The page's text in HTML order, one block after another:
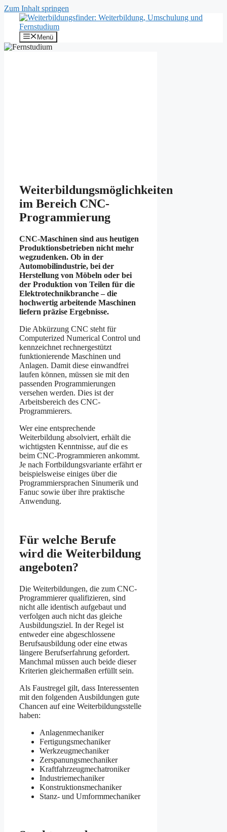
Zum Inhalt springen
Menü
Weiterbildungsmöglichkeiten
im Bereich CNC-
Programmierung
CNC-Maschinen sind aus heutigen
Produktionsbetrieben nicht mehr
wegzudenken. Ob in der
Automobilindustrie, bei der
Herstellung von Möbeln oder bei
der Produktion von Teilen für die
Elektrotechnikbranche – die
hochwertig arbeitende Maschinen
liefern präzise Ergebnisse.
Die Abkürzung CNC steht für
Computerized Numerical Control und
kennzeichnet rechnergestützt
funktionierende Maschinen und
Anlagen. Damit diese einwandfrei
laufen können, müssen sie mit den
passenden Programmierungen
versehen werden. Dies ist der
Arbeitsbereich des CNC-
Programmierers.
Wer eine entsprechende
Weiterbildung absolviert, erhält die
wichtigsten Kenntnisse, auf die es
beim CNC-Programmieren ankommt.
Je nach Fortbildungsvariante erfährt er
beispielsweise einiges über die
Programmiersprachen Sinumerik und
Fanuc sowie über ihre praktische
Anwendung.
Für welche Berufe
wird die Weiterbildung
angeboten?
Die Weiterbildungen, die zum CNC-
Programmierer qualifizieren, sind
nicht alle identisch aufgebaut und
verfolgen auch nicht das gleiche
Ausbildungsziel. In der Regel ist
entweder eine abgeschlossene
Berufsausbildung oder eine etwas
längere Berufserfahrung gefordert.
Manchmal müssen auch beide dieser
Kriterien gleichermaßen erfüllt sein.
Als Faustregel gilt, dass Interessenten
mit den folgenden Ausbildungen gute
Chancen auf eine Weiterbildungsstelle
haben:
Anlagenmechaniker
Fertigungsmechaniker
Werkzeugmechaniker
Zerspanungsmechaniker
Kraftfahrzeugmechatroniker
Industriemechaniker
Konstruktionsmechaniker
Stanz- und Umformmechaniker